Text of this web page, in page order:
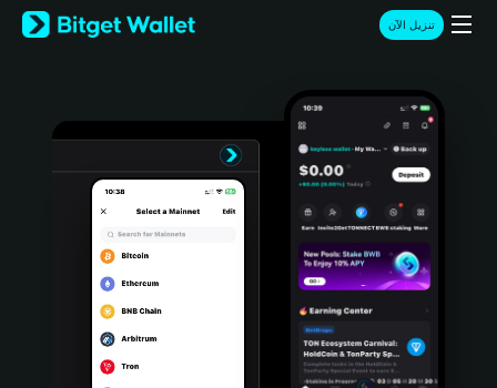
English
日本語
Türkçe
Português (Portugal)
Bahasa Indonesia
تنزيل الآن